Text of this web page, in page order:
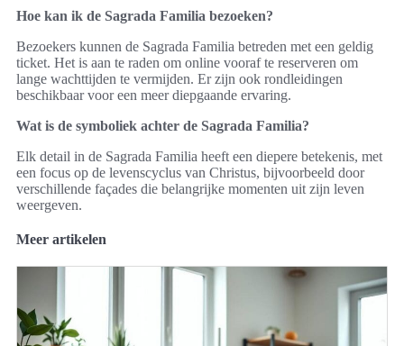
Hoe kan ik de Sagrada Familia bezoeken?
Bezoekers kunnen de Sagrada Familia betreden met een geldig
ticket. Het is aan te raden om online vooraf te reserveren om
lange wachttijden te vermijden. Er zijn ook rondleidingen
beschikbaar voor een meer diepgaande ervaring.
Wat is de symboliek achter de Sagrada Familia?
Elk detail in de Sagrada Familia heeft een diepere betekenis, met
een focus op de levenscyclus van Christus, bijvoorbeeld door
verschillende façades die belangrijke momenten uit zijn leven
weergeven.
Meer artikelen